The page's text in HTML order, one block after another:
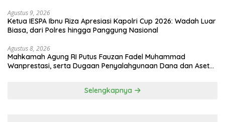
Agustus 9, 2026
Ketua IESPA Ibnu Riza Apresiasi Kapolri Cup 2026: Wadah Luar
Biasa, dari Polres hingga Panggung Nasional
Agustus 8, 2026
Mahkamah Agung RI Putus Fauzan Fadel Muhammad
Wanprestasi, serta Dugaan Penyalahgunaan Dana dan Aset
Selengkapnya